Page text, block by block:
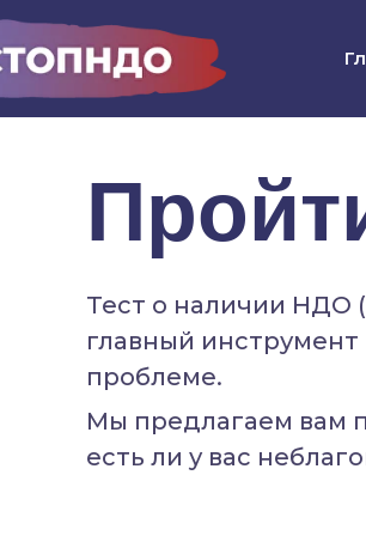
Тест о наличии
главный
проблеме.
Мы предлагаем вам
есть ли у вас